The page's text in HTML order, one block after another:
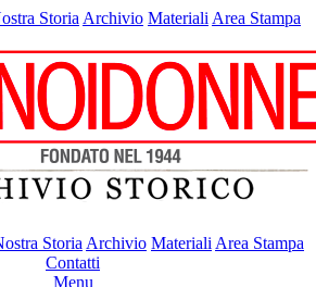
Storia Archivio Materiali Area Stampa
Storia Archivio Materiali Area Stampa
Contatti
Menu